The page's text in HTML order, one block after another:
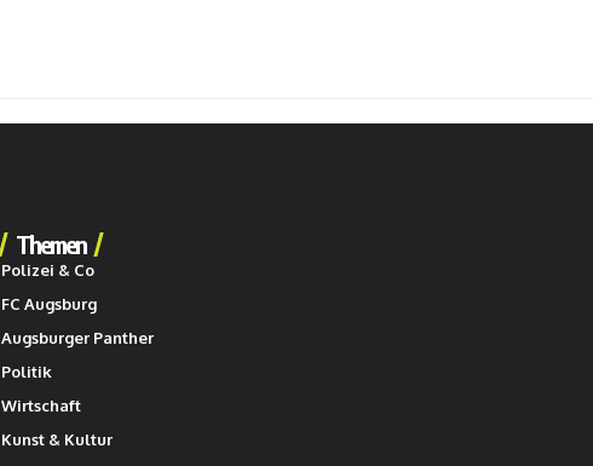
Themen
Polizei & Co
FC Augsburg
Augsburger Panther
Politik
Wirtschaft
Kunst & Kultur